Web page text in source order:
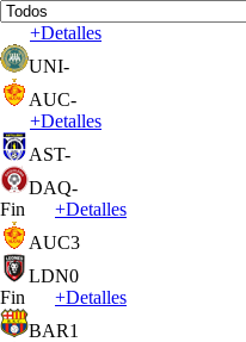
+Detalles
UNI-
AUC-
+Detalles
AST-
DAQ-
Fin
+Detalles
AUC3
LDN0
Fin
+Detalles
BAR1